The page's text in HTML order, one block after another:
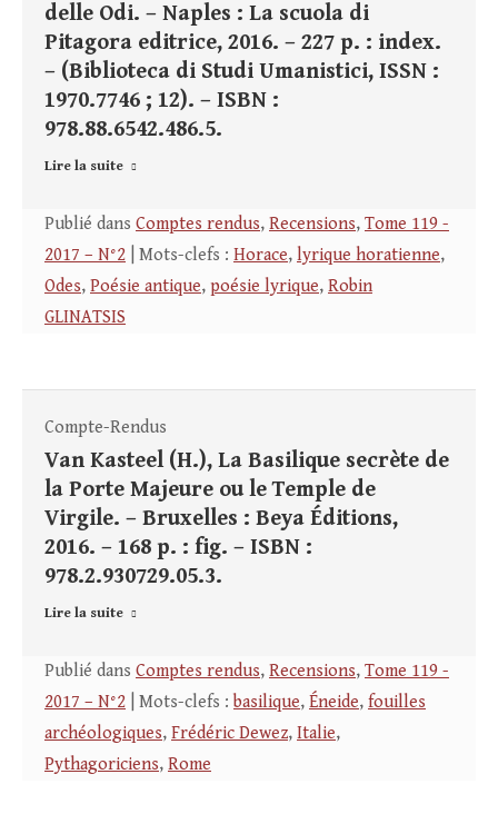
delle Odi. – Naples : La scuola di
Pitagora editrice, 2016. – 227 p. : index.
– (Biblioteca di Studi Umanistici, ISSN :
1970.7746 ; 12). – ISBN :
978.88.6542.486.5.
Lire la suite
Publié dans Comptes rendus, Recensions, Tome 119 -
2017 – N°2 | Mots-clefs : Horace, lyrique horatienne,
Odes, Poésie antique, poésie lyrique, Robin
GLINATSIS
Compte-Rendus
Van Kasteel (H.), La Basilique secrète de
la Porte Majeure ou le Temple de
Virgile. – Bruxelles : Beya Éditions,
2016. – 168 p. : fig. – ISBN :
978.2.930729.05.3.
Lire la suite
Publié dans Comptes rendus, Recensions, Tome 119 -
2017 – N°2 | Mots-clefs : basilique, Éneide, fouilles
archéologiques, Frédéric Dewez, Italie,
Pythagoriciens, Rome